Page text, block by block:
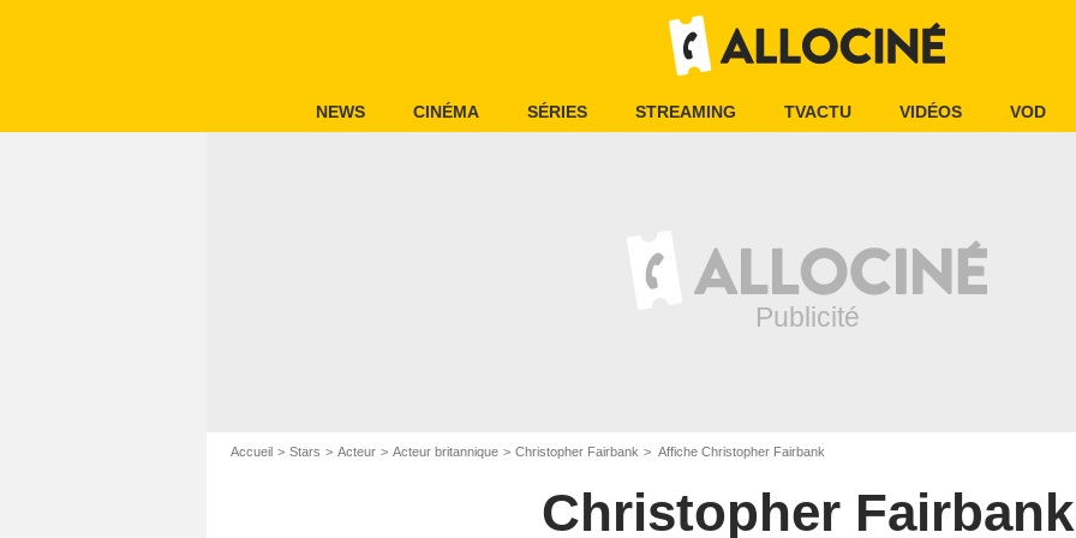
NEWS CINÉMA SÉRIES STREAMING TVACTU VIDÉOS VOD
Accueil Stars Acteur Acteur britannique Christopher Fairbank Affiche Christopher Fairbank
Christopher Fairbank